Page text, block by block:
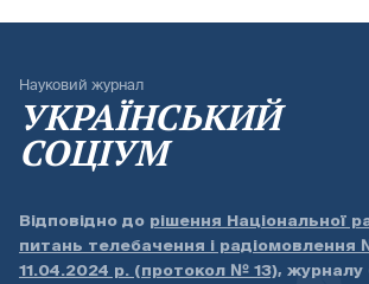
Науковий журнал
УКРАЇНСЬКИЙ
СОЦІУМ
Відповідно до рішення Національної
питань телебачення і радіомовлення
11.04.2024 р. (протокол № 13), журналу